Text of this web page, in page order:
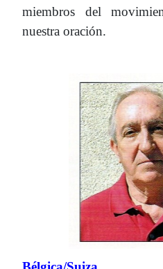
miembros del
nuestra oración.